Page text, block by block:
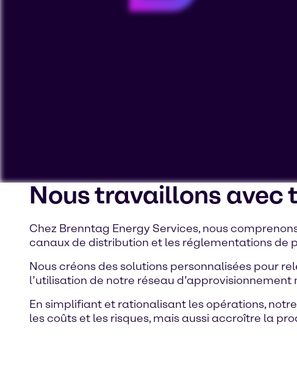
Pour visionner nos vidéos sur YouTube, vous devez
Cookies SettingsVoir sur YouTube
Nous travaillons avec
Chez Brenntag Energy Services, nous
canaux de distribution et les réglementations de
Nous créons des solutions personnalisées pour
l’utilisation de notre réseau
En simplifiant et rationalisant les opérations,
les coûts et les risques, mais aussi accroître la